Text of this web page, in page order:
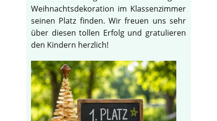
Weihnachtsdekoration im Klassenzimmer
seinen Platz finden. Wir freuen uns sehr
über diesen tollen Erfolg und gratulieren
den Kindern herzlich!